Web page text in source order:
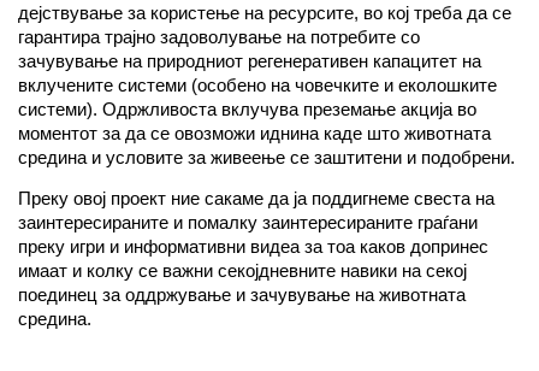
дејствување за користење на ресурсите, во кој треба да се
гарантира трајно задоволување на потребите со
зачувување на природниот регенеративен капацитет на
вклучените системи (особено на човечките и еколошките
системи). Одржливоста вклучува преземање акција во
моментот за да се овозможи иднина каде што животната
средина и условите за живеење се заштитени и подобрени.
Преку овој проект ние сакаме да ја поддигнеме свеста на
заинтересираните и помалку заинтересираните граѓани
преку игри и информативни видеа за тоа каков допринес
имаат и колку се важни секојдневните навики на секој
поединец за оддржување и зачувување на животната
средина.